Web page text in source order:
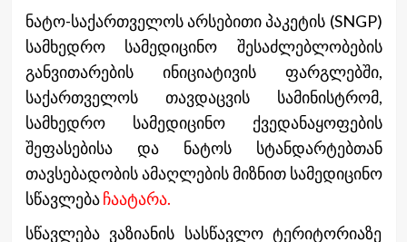
ნატო-საქართველოს არსებითი პაკეტის (SNGP)
სამხედრო სამედიცინო შესაძლებლობების
განვითარების ინიციატივის ფარგლებში,
საქართველოს თავდაცვის სამინისტრომ,
სამხედრო სამედიცინო ქვედანაყოფების
შეფასებისა და ნატოს სტანდარტებთან
თავსებადობის ამაღლების მიზნით სამედიცინო
სწავლებაჩაატარა.
სწავლება ვაზიანის სასწავლო ტერიტორიაზე